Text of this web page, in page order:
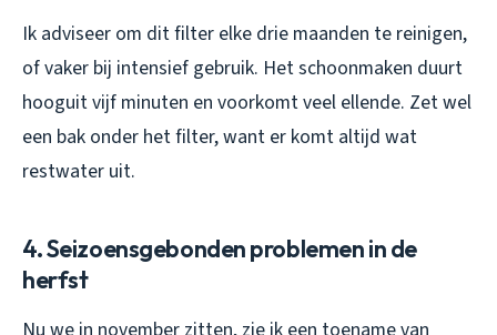
Ik adviseer om dit filter elke drie maanden te reinigen,
of vaker bij intensief gebruik. Het schoonmaken duurt
hooguit vijf minuten en voorkomt veel ellende. Zet wel
een bak onder het filter, want er komt altijd wat
restwater uit.
4. Seizoensgebonden problemen in de
herfst